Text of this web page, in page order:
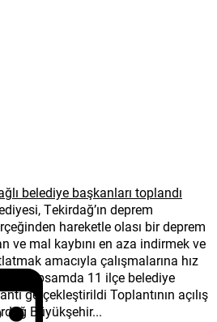
belediye başkanları toplandı
Tekirdağ’ın deprem
hareketle olası bir deprem
ve mal kaybını en aza indirmek ve
amacıyla çalışmalarına hız
Bu kapsamda 11 ilçe belediye
gerçekleştirildi Toplantının açılış
Büyükşehir...